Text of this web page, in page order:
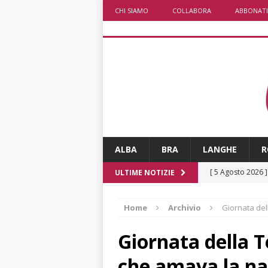
CHI SIAMO COLLABORA ABBONATI
ALBA BRA LANGHE
ULTIME NOTIZIE [ 5 Agosto 2026 ]
[ 5 Agosto 2026 ]
incendi
Home Archivio Giornata
Giornata della